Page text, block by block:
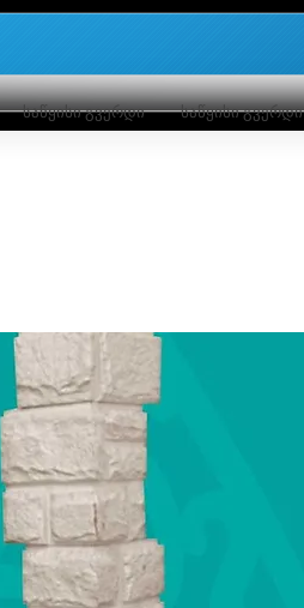
საწყისი გვერდი საწყისი გვერდი